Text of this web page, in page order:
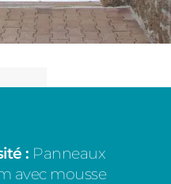
: Panneaux
avec mousse